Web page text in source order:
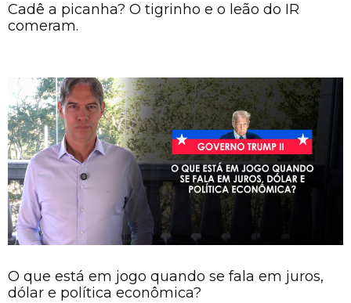
Cadê a picanha? O tigrinho e o leão do IR
comeram.
O que está em jogo quando se fala em juros,
dólar e política econômica?